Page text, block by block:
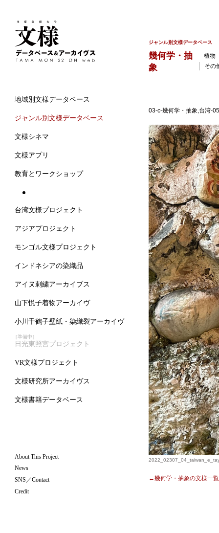
地域別文様データベース
ジャンル別文様データベース
文様シネマ
文様アプリ
教育とワークショップ
台湾文様プロジェクト
アジアプロジェクト
モンゴル文様プロジェクト
インドネシアの染織品
アイヌ刺繍アーカイブス
山下悦子着物アーカイヴ
小川千鶴子壁紙・染織裂アーカイヴ
［準備中］
日光東照宮プロジェクト
VR文様プロジェクト
文様研究所アーカイヴス
文様書籍データベース
About This Project
News
SNS／Contact
Credit
ジャンル別文様データベース
幾何学・抽
象
植物
その
03-c-幾何学・抽象,台湾-
←幾何学・抽象の文様一